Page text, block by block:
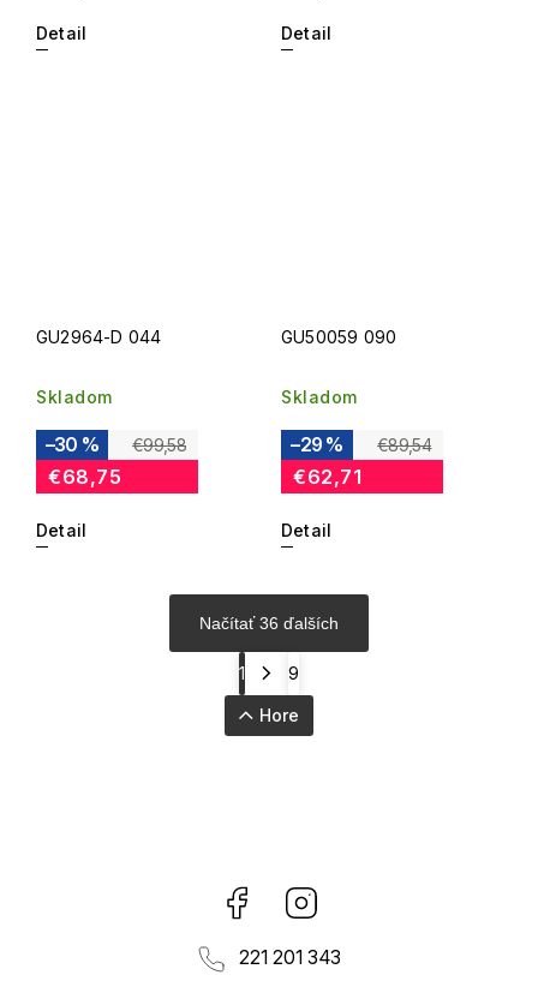
Detail Detail
GU2964-D 044
Skladom
€99,58
–30 %
€68,75
Detail
GU50059 090
Skladom
€89,54
–29 %
€62,71
Detail
Načítať 36 ďalších
1 9
Hore
Facebook
221 201 343